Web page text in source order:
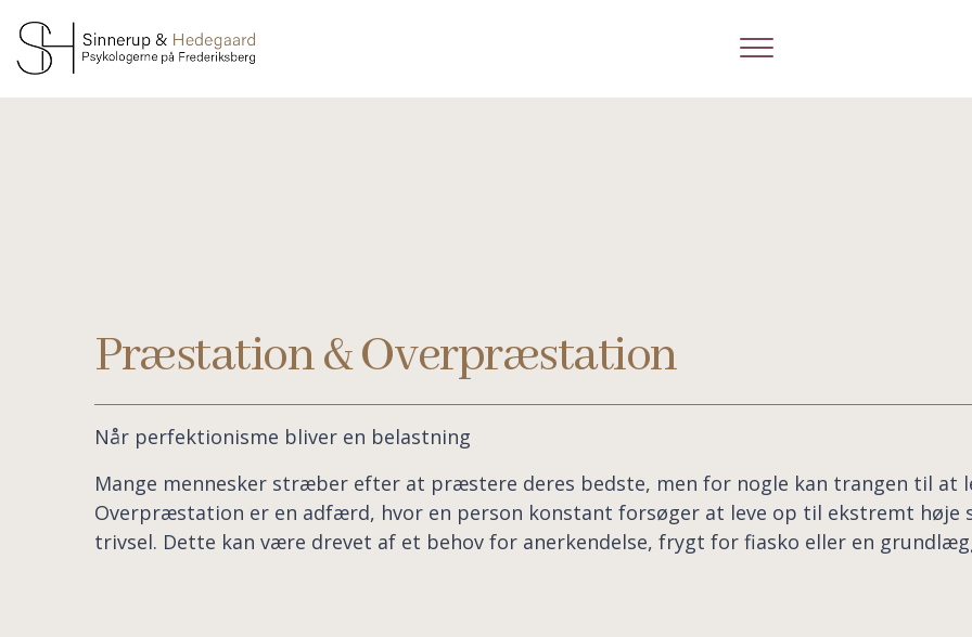
hovedindhold
Præstation & Overpræstation
Når perfektionisme bliver en belastning
Mange mennesker stræber efter at præstere deres bedste, men for nogle kan trangen til at
Overpræstation er en adfærd, hvor en person konstant forsøger at leve op til ekstremt høje
trivsel. Dette kan være drevet af et behov for anerkendelse, frygt for fiasko eller en